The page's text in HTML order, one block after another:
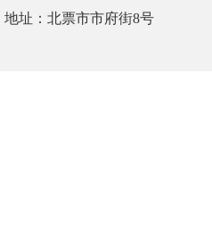
地址：北票市市府街8号